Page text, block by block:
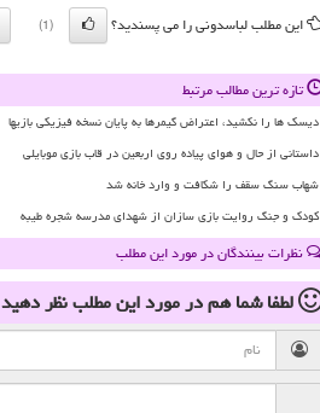
این مطلب لباسدونی را می پسندید؟
(1)
تازه ترین مطالب مرتبط
دیسک ها را نکشید، اعتراض گیمرها به پایان نسخه فیزیکی بازیها
داستانی از حال و هوای پیاده روی اربعین در قاب بازی موبایلی
شهاب سنگ سقف را شکافت و وارد خانه شد
کودک و جنگ روایت بازی سازان از شهدای مدرسه شجره طیبه
نظرات بینندگان در مورد این مطلب
لطفا شما همدر مورد این مطلبنظر دهید